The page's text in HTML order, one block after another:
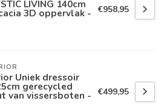
LIVING 140cm
3D oppervlak - €958,95
Uniek dressoir
gerecycled
van vissersboten - €499,95